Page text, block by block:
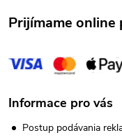
e
Prijímame online
Informace pro vás
Postup podávania